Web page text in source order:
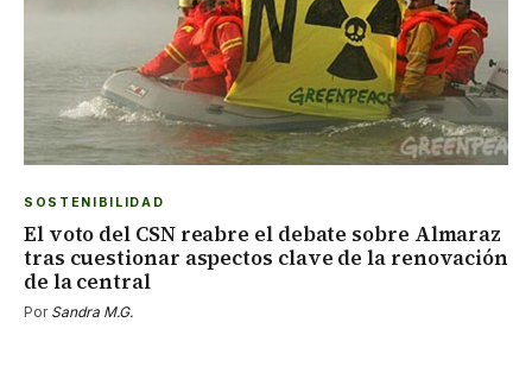
SOSTENIBILIDAD
El voto del CSN reabre el debate sobre Almaraz
tras cuestionar aspectos clave de la renovación
de la central
Por Sandra M.G.